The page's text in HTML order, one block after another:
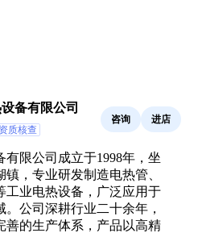
备有限公司
质核查
咨询 进店
限公司成立于1998年，坐
，专业研发制造电热管、
工业电热设备，广泛应用于
公司深耕行业二十余年，
善的生产体系，产品以高精